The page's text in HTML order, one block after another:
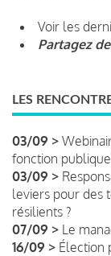
Voir les
Partagez
LES
03/09 >
fonction
03/09 >
leviers pour des
résilients ?
07/09 > Le
16/09 > Élection